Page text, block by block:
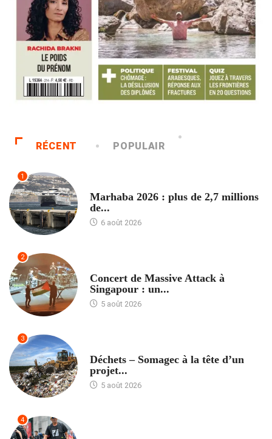
RÉCENT POPULAIR
1
Marhaba 2026 : plus de 2,7 millions
de...
6 août 2026
2
Concert de Massive Attack à
Singapour : un...
5 août 2026
3
Déchets – Somagec à la tête d’un
projet...
5 août 2026
4